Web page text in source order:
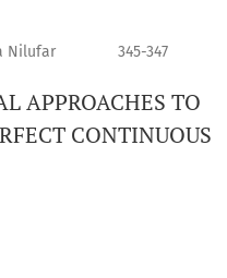
Nilufar
345-347
APPROACHES TO
CONTINUOUS